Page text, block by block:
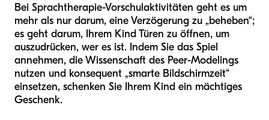
Bei Sprachtherapie-Vorschulaktivitäten geht es um
mehr als nur darum, eine Verzögerung zu „beheben“;
es geht darum, Ihrem Kind Türen zu öffnen, um
auszudrücken, wer es ist. Indem Sie das Spiel
annehmen, die Wissenschaft des Peer-Modelings
nutzen und konsequent „smarte Bildschirmzeit“
einsetzen, schenken Sie Ihrem Kind ein mächtiges
Geschenk.